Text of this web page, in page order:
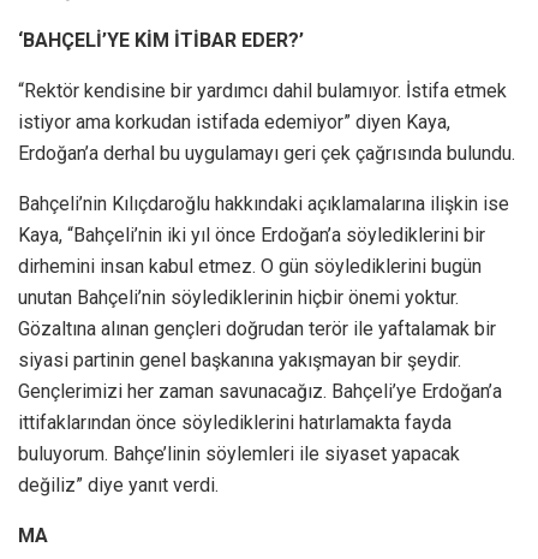
‘BAHÇELİ’YE KİM İTİBAR EDER?’
“Rektör kendisine bir yardımcı dahil bulamıyor. İstifa etmek
istiyor ama korkudan istifada edemiyor” diyen Kaya,
Erdoğan’a derhal bu uygulamayı geri çek çağrısında bulundu.
Bahçeli’nin Kılıçdaroğlu hakkındaki açıklamalarına ilişkin ise
Kaya, “Bahçeli’nin iki yıl önce Erdoğan’a söylediklerini bir
dirhemini insan kabul etmez. O gün söylediklerini bugün
unutan Bahçeli’nin söylediklerinin hiçbir önemi yoktur.
Gözaltına alınan gençleri doğrudan terör ile yaftalamak bir
siyasi partinin genel başkanına yakışmayan bir şeydir.
Gençlerimizi her zaman savunacağız. Bahçeli’ye Erdoğan’a
ittifaklarından önce söylediklerini hatırlamakta fayda
buluyorum. Bahçe’linin söylemleri ile siyaset yapacak
değiliz” diye yanıt verdi.
MA